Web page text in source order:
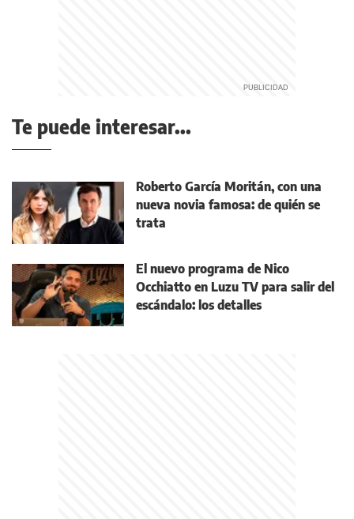
Te puede interesar...
Roberto García Moritán, con una
nueva novia famosa: de quién se
trata
El nuevo programa de Nico
Occhiatto en Luzu TV para salir del
escándalo: los detalles